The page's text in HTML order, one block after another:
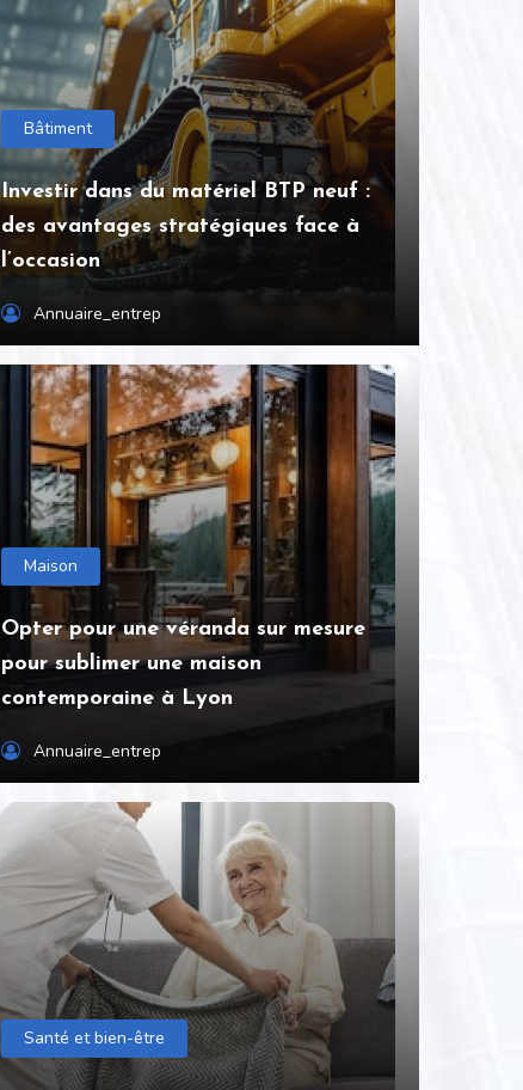
Bâtiment
Investir dans du matériel BTP neuf :
des avantages stratégiques face à
l’occasion
Annuaire_entrep
Maison
Opter pour une véranda sur mesure
pour sublimer une maison
contemporaine à Lyon
Annuaire_entrep
Santé et bien-être